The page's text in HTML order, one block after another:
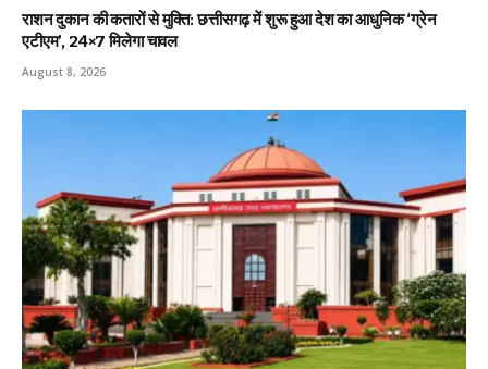
राशन दुकान की कतारों से मुक्ति: छत्तीसगढ़ में शुरू हुआ देश का आधुनिक ‘ग्रेन
एटीएम’, 24×7 मिलेगा चावल
August 8, 2026